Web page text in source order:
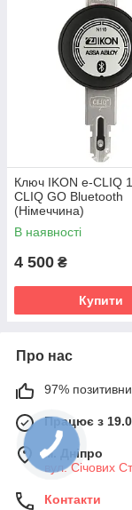
Ключ IKON e-CLIQ
CLIQ GO Bluetooth
(Німеччина)
В наявності
4 500 ₴
Купити
Про нас
97%
Працює з
м. Дніпро
вул. Січових
Контакти